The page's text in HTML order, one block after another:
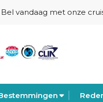
Bel vandaag met onze